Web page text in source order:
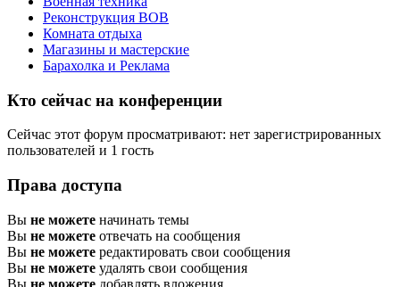
Реконструкция ВОВ
Комната отдыха
Магазины и мастерские
Барахолка и Реклама
Кто сейчас на конференции
Сейчас этот форум просматривают: нет зарегистрированных
пользователей и 1 гость
Права доступа
Вы не можете начинать темы
Вы не можете отвечать на сообщения
Вы не можете редактировать свои сообщения
Вы не можете удалять свои сообщения
Вы не можете добавлять вложения